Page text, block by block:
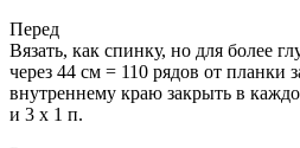
Перед
Вязать, как спинку, но для более
через 44 см = 110 рядов от планки
внутреннему краю закрыть в
и 3 x 1 п.